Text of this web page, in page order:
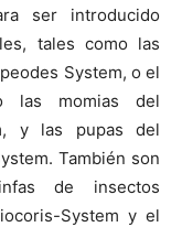
ser introducido
tales como las
System, o el
las momias del
y las pupas del
También son
de insectos
System y el